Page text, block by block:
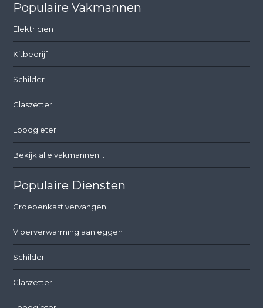
Populaire Vakmannen
Elektricien
Kitbedrijf
Schilder
Glaszetter
Loodgieter
Bekijk alle vakmannen...
Populaire Diensten
Groepenkast vervangen
Vloerverwarming aanleggen
Schilder
Glaszetter